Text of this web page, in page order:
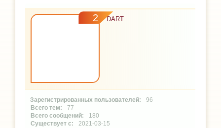
2 DART
96
77
180
2021-03-15